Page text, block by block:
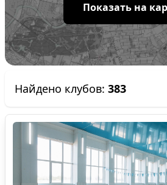
Показать на
Найдено клубов: 383